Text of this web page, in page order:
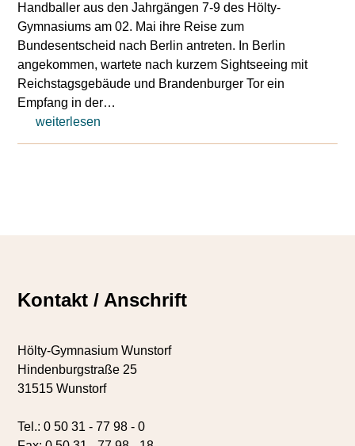
Handballer aus den Jahrgängen 7-9 des Hölty-
Gymnasiums am 02. Mai ihre Reise zum
Bundesentscheid nach Berlin antreten. In Berlin
angekommen, wartete nach kurzem Sightseeing mit
Reichstagsgebäude und Brandenburger Tor ein
Empfang in der…
weiterlesen
Kontakt / Anschrift
Hölty-Gymnasium Wunstorf
Hindenburgstraße 25
31515 Wunstorf
Tel.: 0 50 31 - 77 98 - 0